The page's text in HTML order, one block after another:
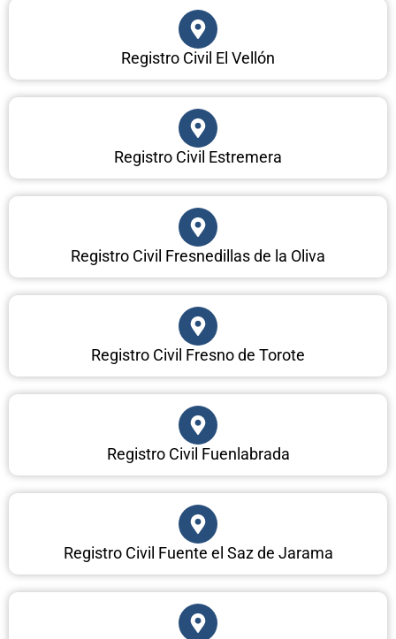
Registro Civil El Vellón
Registro Civil Estremera
Registro Civil Fresnedillas de la Oliva
Registro Civil Fresno de Torote
Registro Civil Fuenlabrada
Registro Civil Fuente el Saz de Jarama